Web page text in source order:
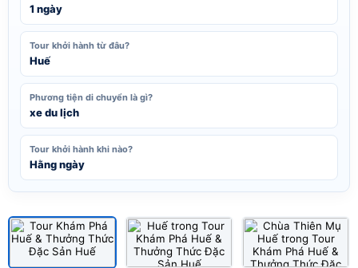
1 ngày
Tour khởi hành từ đâu?
Huế
Phương tiện di chuyển là gì?
xe du lịch
Tour khởi hành khi nào?
Hằng ngày